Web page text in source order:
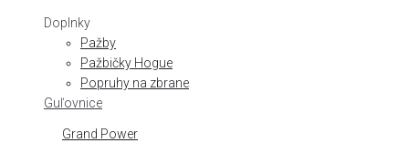
Doplnky
Pažby
Pažbičky Hogue
Popruhy na zbrane
Guľovnice
Grand Power